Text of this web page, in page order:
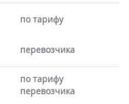
по тарифу
перевозчика
по тарифу
перевозчика